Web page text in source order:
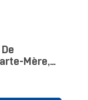
Mère,
Noir